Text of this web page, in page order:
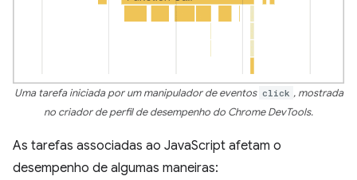
Uma tarefa iniciada por um manipulador de eventos click , mostrada
no criador de perfil de desempenho do Chrome DevTools.
As tarefas associadas ao JavaScript afetam o
desempenho de algumas maneiras: